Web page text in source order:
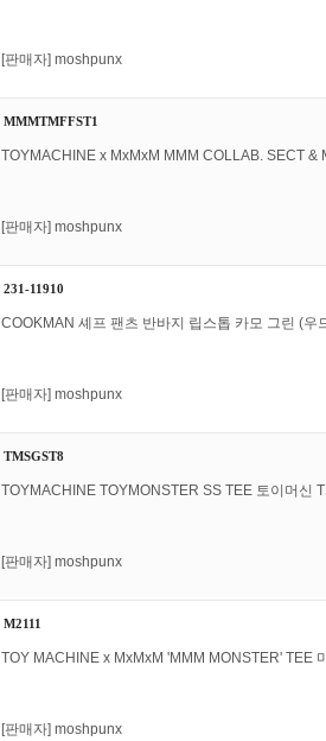
[판매자] moshpunx
MMMTMFFST1
TOYMACHINE x MxMxM MMM COLLAB. SECT &
[판매자] moshpunx
231-11910
COOKMAN 셰프 팬츠 반바지 립스톱 카모 그린 (우
[판매자] moshpunx
TMSGST8
TOYMACHINE TOYMONSTER SS TEE 토이머신
[판매자] moshpunx
M2111
TOY MACHINE x MxMxM 'MMM MONSTER' TEE
[판매자] moshpunx